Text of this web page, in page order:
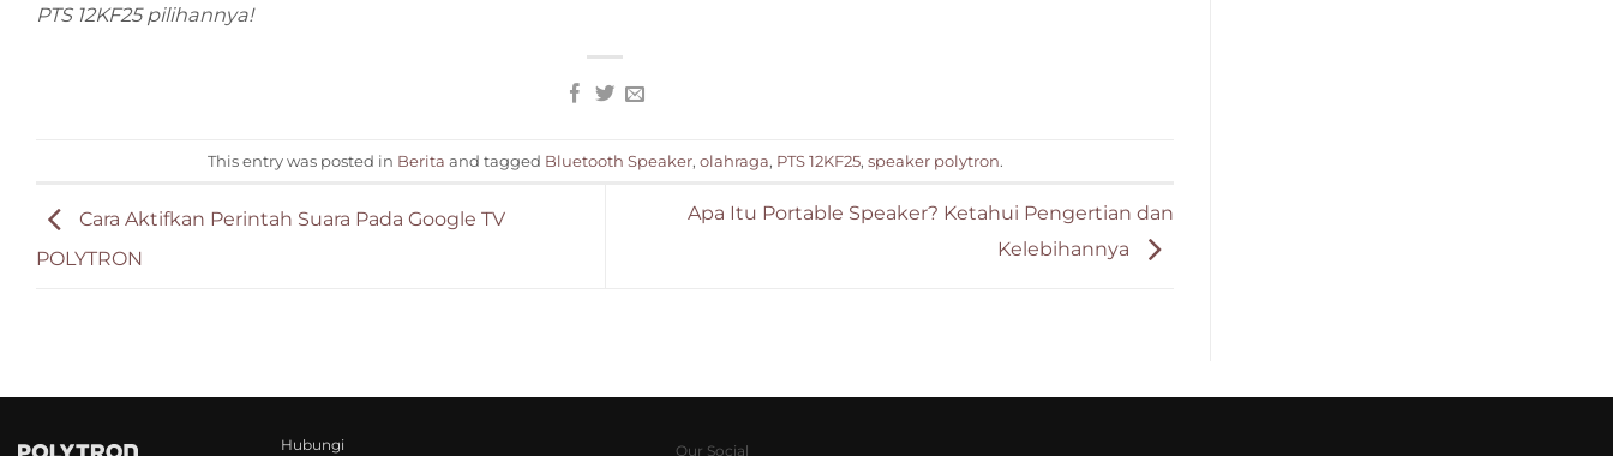
PTS 12KF25 pilihannya!
This entry was posted in Berita and tagged Bluetooth Speaker, olahraga, PTS 12KF25, speaker polytron.
Cara Aktifkan Perintah Suara Pada Google TV
POLYTRON
Apa Itu Portable Speaker? Ketahui Pengertian dan
Kelebihannya
Hubungi Our Social